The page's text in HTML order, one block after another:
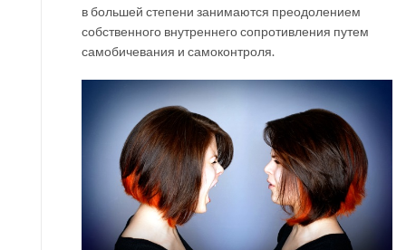
в большей степени занимаются преодолением
собственного внутреннего сопротивления путем
самобичевания и самоконтроля.